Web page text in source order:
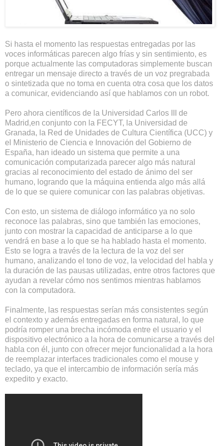
Si hasta el momento las respuestas entregadas por las
voces informáticas parecen algo frías y sin sentimiento, es
porque actualmente las computadoras simplemente buscan
entregar un mensaje directo a través de un voz pregrabada
o sintetizada que no toma en cuenta otra cosa que los datos
a comunicar, evidenciando así que hablamos con un robot.
Pero ahora científicos de la Universidad Carlos III de
Madrid,en conjunto con la FECYT, la Universidad de
Granada, la Red de Unidades de Cultura Científica (UCC) y
el Ministerio de Ciencia e Innovación del Gobierno de
España, han ideado un sistema que permite a una
comunicación computarizada parecer algo más natural
gracias al reconocimiento del estado de ánimo del ser
humano, logrando que la máquina entienda algo más allá
de lo que se quiere comunicar con las palabras objetivas.
Con esto, un sistema de diálogo informático ya no solo
reconoce las palabras, sino que también las emociones,
junto con mostrar la capacidad de anticiparse a lo que
vendrá en base a lo que se ha hablado hasta el momento.
Esto se logra a través de la lectura de la voz del ser
humano, analizando el tono de voz, la velocidad del habla y
la duración de las pausas utilizadas, entre otros factores que
ayudan a revelar cómo nos sentimos mientras hablamos
con la computadora.
Finalmente, las respuestas serían más consistentes según
el contexto y además entregadas en forma natural, lo que
podría romper una brecha incómoda entre el usuario y el
dispositivo electrónico a la hora de comunicarse a través del
habla con él, junto con ofrecer mejor funcionalidad a la hora
de reemplazar interfaces tradicionales como el mouse y
teclado, ya que el intercambio de información sería más
expedito y exacto.